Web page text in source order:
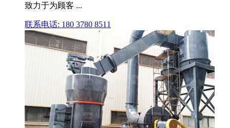
致力于为顾客 ...
联系电话: 180 3780 8511